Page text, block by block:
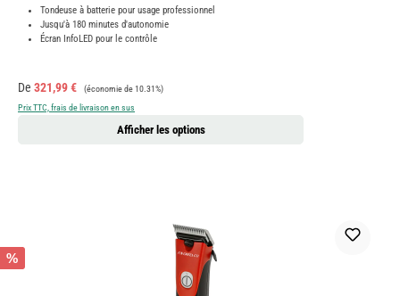
Tondeuse à batterie pour usage professionnel
Jusqu'à 180 minutes d'autonomie
Écran InfoLED pour le contrôle
Prix de vente :
De 321,99 € Prix régulier :
(économie de 10.31%)
Prix TTC, frais de livraison en sus
Afficher les options
%